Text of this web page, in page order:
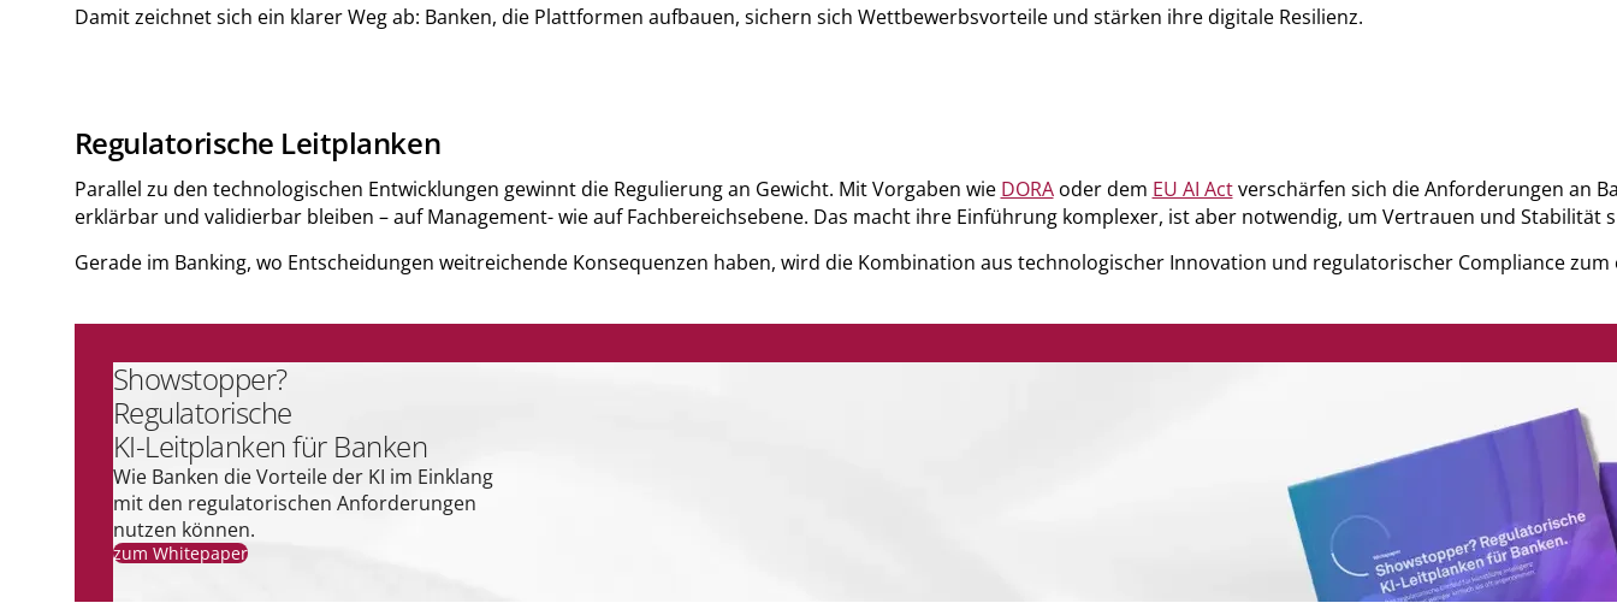
Damit zeichnet sich ein klarer Weg ab: Banken, die Plattformen aufbauen, sichern sich Wettbewerbsvorteile und stärken ihre digitale Resilienz.
Regulatorische Leitplanken
Parallel zu den technologischen Entwicklungen gewinnt die Regulierung an Gewicht. Mit Vorgaben wie DORAoder dem EU AI Actverschärfen sich die Anforderungen an
erklärbar und validierbar bleiben – auf Management- wie auf Fachbereichsebene. Das macht ihre Einführung komplexer, ist aber notwendig, um Vertrauen und Stabilität
Gerade im Banking, wo Entscheidungen weitreichende Konsequenzen haben, wird die Kombination aus technologischer Innovation und regulatorischer Compliance
Showstopper?
Regulatorische
KI-Leitplanken für Banken
Wie Banken die Vorteile der KI im Einklang
mit den regulatorischen Anforderungen
nutzen können.
zum Whitepaper